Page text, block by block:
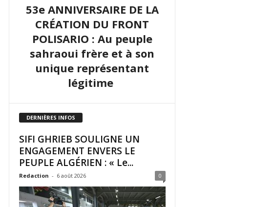
53e ANNIVERSAIRE DE LA
CRÉATION DU FRONT
POLISARIO : Au peuple
sahraoui frère et à son
unique représentant
légitime
DERNIÈRES INFOS
SIFI GHRIEB SOULIGNE UN
ENGAGEMENT ENVERS LE
PEUPLE ALGÉRIEN : « Le...
Redaction - 6 août 2026 0